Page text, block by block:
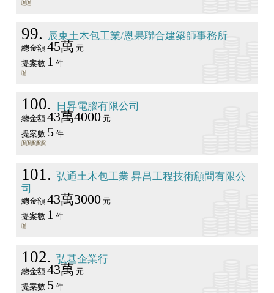
99 辰東土木包工業/恩果聯合建築師事務所
總金額 45萬 元
提案數 1 件
100 日昇電腦有限公司
總金額 43萬4000元
提案數 5件
101
弘通土木包工業 昇昌工程技術顧問有限公
司
總金額 43萬3000元
提案數 1 件
102 弘基企業行
總金額 43萬 元
提案數 5件